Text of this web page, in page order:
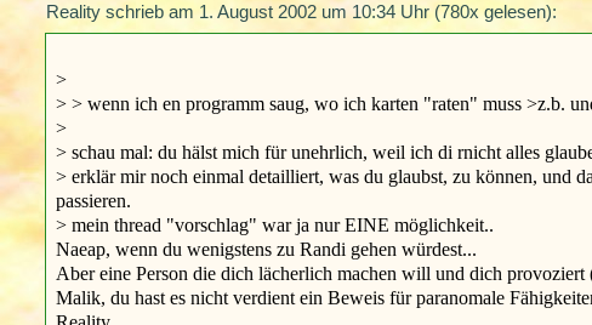
Reality schrieb am 1. August 2002 um 10:34 Uhr (780x gelesen):
>
> > wenn ich en programm saug, wo ich karten "raten" muss >z.b.
>
> schau mal: du hälst mich für unehrlich, weil ich di rnicht alles
> erklär mir noch einmal detailliert, was du glaubst, zu können, und
passieren.
> mein thread "vorschlag" war ja nur EINE möglichkeit..
Naeap, wenn du wenigstens zu Randi gehen würdest...
Aber eine Person die dich lächerlich machen will und dich
Malik, du hast es nicht verdient ein Beweis für paranomale